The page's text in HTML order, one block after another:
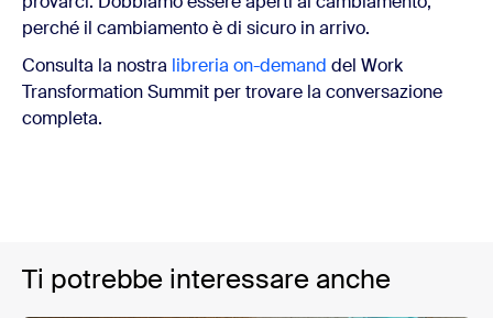
perché il cambiamento è di sicuro in arrivo.
Consulta la nostra libreria on-demand del Work
Transformation Summit per trovare la conversazione
completa.
Ti potrebbe interessare anche